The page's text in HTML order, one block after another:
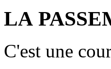
LA
C'est une